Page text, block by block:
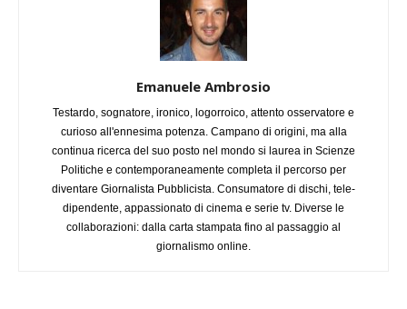
Emanuele Ambrosio
Testardo, sognatore, ironico, logorroico, attento osservatore e
curioso all'ennesima potenza. Campano di origini, ma alla
continua ricerca del suo posto nel mondo si laurea in Scienze
Politiche e contemporaneamente completa il percorso per
diventare Giornalista Pubblicista. Consumatore di dischi, tele-
dipendente, appassionato di cinema e serie tv. Diverse le
collaborazioni: dalla carta stampata fino al passaggio al
giornalismo online.